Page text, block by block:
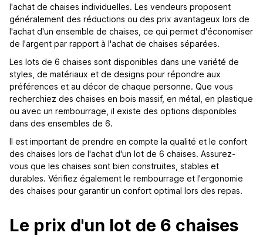
l'achat de chaises individuelles. Les vendeurs proposent
généralement des réductions ou des prix avantageux lors de
l'achat d'un ensemble de chaises, ce qui permet d'économiser
de l'argent par rapport à l'achat de chaises séparées.
Les lots de 6 chaises sont disponibles dans une variété de
styles, de matériaux et de designs pour répondre aux
préférences et au décor de chaque personne. Que vous
recherchiez des chaises en bois massif, en métal, en plastique
ou avec un rembourrage, il existe des options disponibles
dans des ensembles de 6.
Il est important de prendre en compte la qualité et le confort
des chaises lors de l'achat d'un lot de 6 chaises. Assurez-
vous que les chaises sont bien construites, stables et
durables. Vérifiez également le rembourrage et l'ergonomie
des chaises pour garantir un confort optimal lors des repas.
Le prix d'un lot de 6 chaises